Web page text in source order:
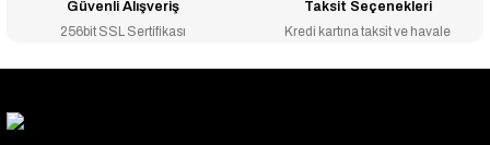
Güvenli Alışveriş
256bit SSL Sertifikası
Taksit Seçenekleri
Kredi kartına taksit ve havale